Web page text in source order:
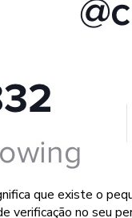
que existe o
verificação no seu